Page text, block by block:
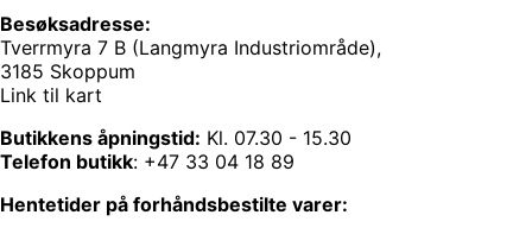
Besøksadresse:
Tverrmyra 7 B (Langmyra Industriområde),
3185 Skoppum
Link til kart
Butikkens åpningstid: Kl. 07.30 - 15.30
Telefon butikk: +47 33 04 18 89
Hentetider på forhåndsbestilte varer: